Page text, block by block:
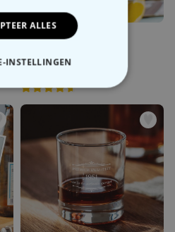
Aperol Spritz Glas
€ 19,99
ALLES
INSTELLINGEN
OVERIGE